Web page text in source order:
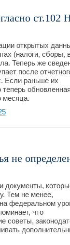
ст.102
открытых
(налоги, сборы,
Теперь же
после
Если раньше их
обновленная
месяца.
не
документы,
Тем не менее,
федеральном
что
советы,